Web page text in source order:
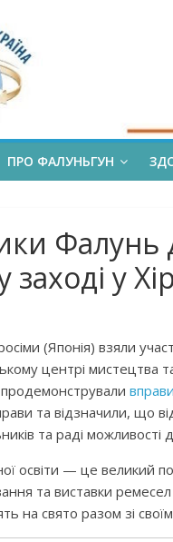
ПРО ФАЛУНЬГУН
у
(Японія) взяли
центрі мистецтва
вправи
та відзначили, що
та раді
освіти — це великий
та виставки
на свято разом зі